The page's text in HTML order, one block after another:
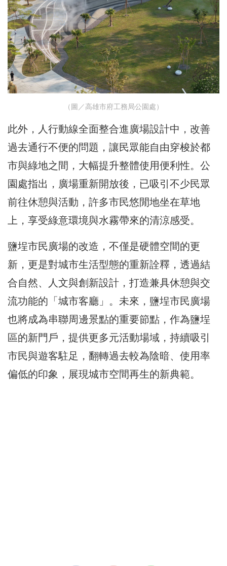
（圖／高雄市府工務局公園處）
此外，人行動線全面整合進廣場設計中，改善
過去通行不便的問題，讓民眾能自由穿梭於都
市與綠地之間，大幅提升整體使用便利性。公
園處指出，廣場重新開放後，已吸引不少民眾
前往休憩與活動，許多市民悠閒地坐在草地
上，享受綠意環境與水霧帶來的清涼感受。
鹽埕市民廣場的改造，不僅是硬體空間的更
新，更是對城市生活型態的重新詮釋，透過結
合自然、人文與創新設計，打造兼具休憩與交
流功能的「城市客廳」。未來，鹽埕市民廣場
也將成為串聯周邊景點的重要節點，作為鹽埕
區的新門戶，提供更多元活動場域，持續吸引
市民與遊客駐足，翻轉過去較為陰暗、使用率
偏低的印象，展現城市空間再生的新典範。